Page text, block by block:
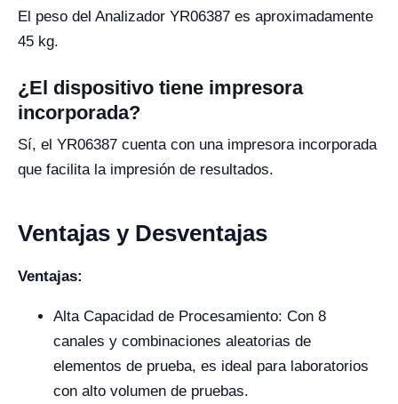
El peso del Analizador YR06387 es aproximadamente
45 kg.
¿El dispositivo tiene impresora
incorporada?
Sí, el YR06387 cuenta con una impresora incorporada
que facilita la impresión de resultados.
Ventajas y Desventajas
Ventajas:
Alta Capacidad de Procesamiento: Con 8
canales y combinaciones aleatorias de
elementos de prueba, es ideal para laboratorios
con alto volumen de pruebas.